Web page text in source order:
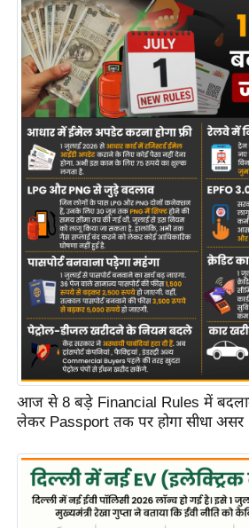
आज से 8 बड़े Financial Rules में
लेकर Passport तक पर होगा सीधा असर